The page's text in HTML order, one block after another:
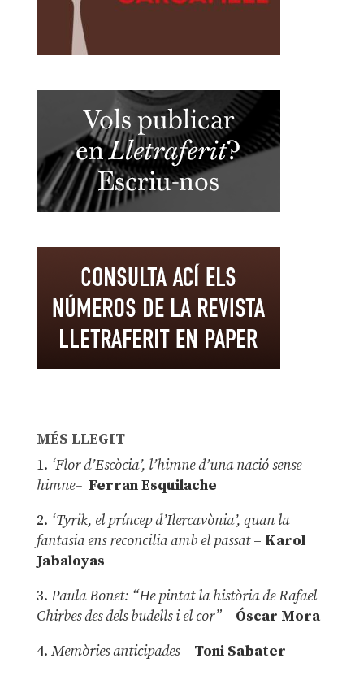
MÉS LLEGIT
1. ‘Flor d’Escòcia’, l’himne d’una nació sense
himne– Ferran Esquilache
2. ‘Tyrik, el príncep d’Ilercavònia’, quan la
fantasia ens reconcilia amb el passat– Karol
Jabaloyas
3. Paula Bonet: “He pintat la història de Rafael
Chirbes des dels budells i el cor” –Óscar Mora
4. Memòries anticipades– Toni Sabater